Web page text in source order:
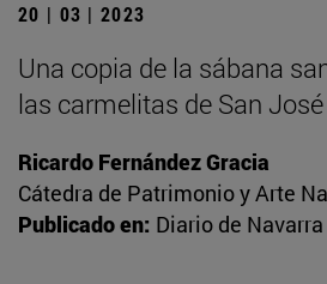
20 | 03 | 2023
Una copia de la sábana
las carmelitas de San
Ricardo Fernández Gracia
Cátedra de Patrimonio y Arte
Publicado en: Diario de Navarra